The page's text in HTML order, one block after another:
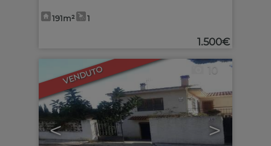
191m² 1
1.500€
VENDUTO
< >
10